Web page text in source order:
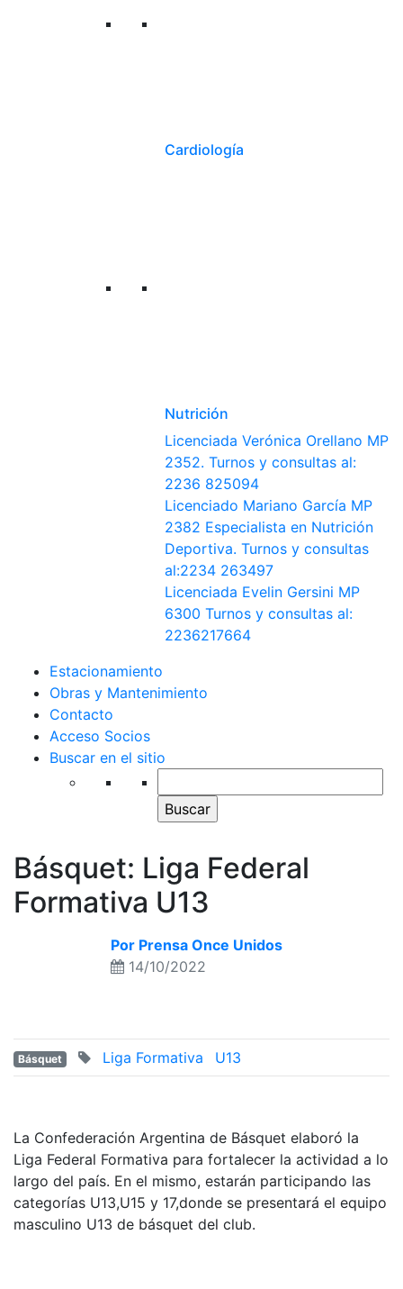
Cardiología
Nutrición
Licenciada Verónica Orellano MP
2352. Turnos y consultas al:
2236 825094
Licenciado Mariano García MP
2382 Especialista en Nutrición
Deportiva. Turnos y consultas
al:2234 263497
Licenciada Evelin Gersini MP
6300 Turnos y consultas al:
2236217664
Estacionamiento
Obras y Mantenimiento
Contacto
Acceso Socios
Buscar en el sitio
Básquet: Liga Federal
Formativa U13
Por Prensa Once Unidos
14/10/2022
Básquet Liga Formativa U13
La Confederación Argentina de Básquet elaboró la
Liga Federal Formativa para fortalecer la actividad a lo
largo del país. En el mismo, estarán participando las
categorías U13,U15 y 17,donde se presentará el equipo
masculino U13 de básquet del club.